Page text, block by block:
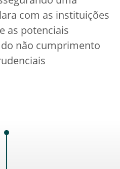
com as instituições
as potenciais
não cumprimento